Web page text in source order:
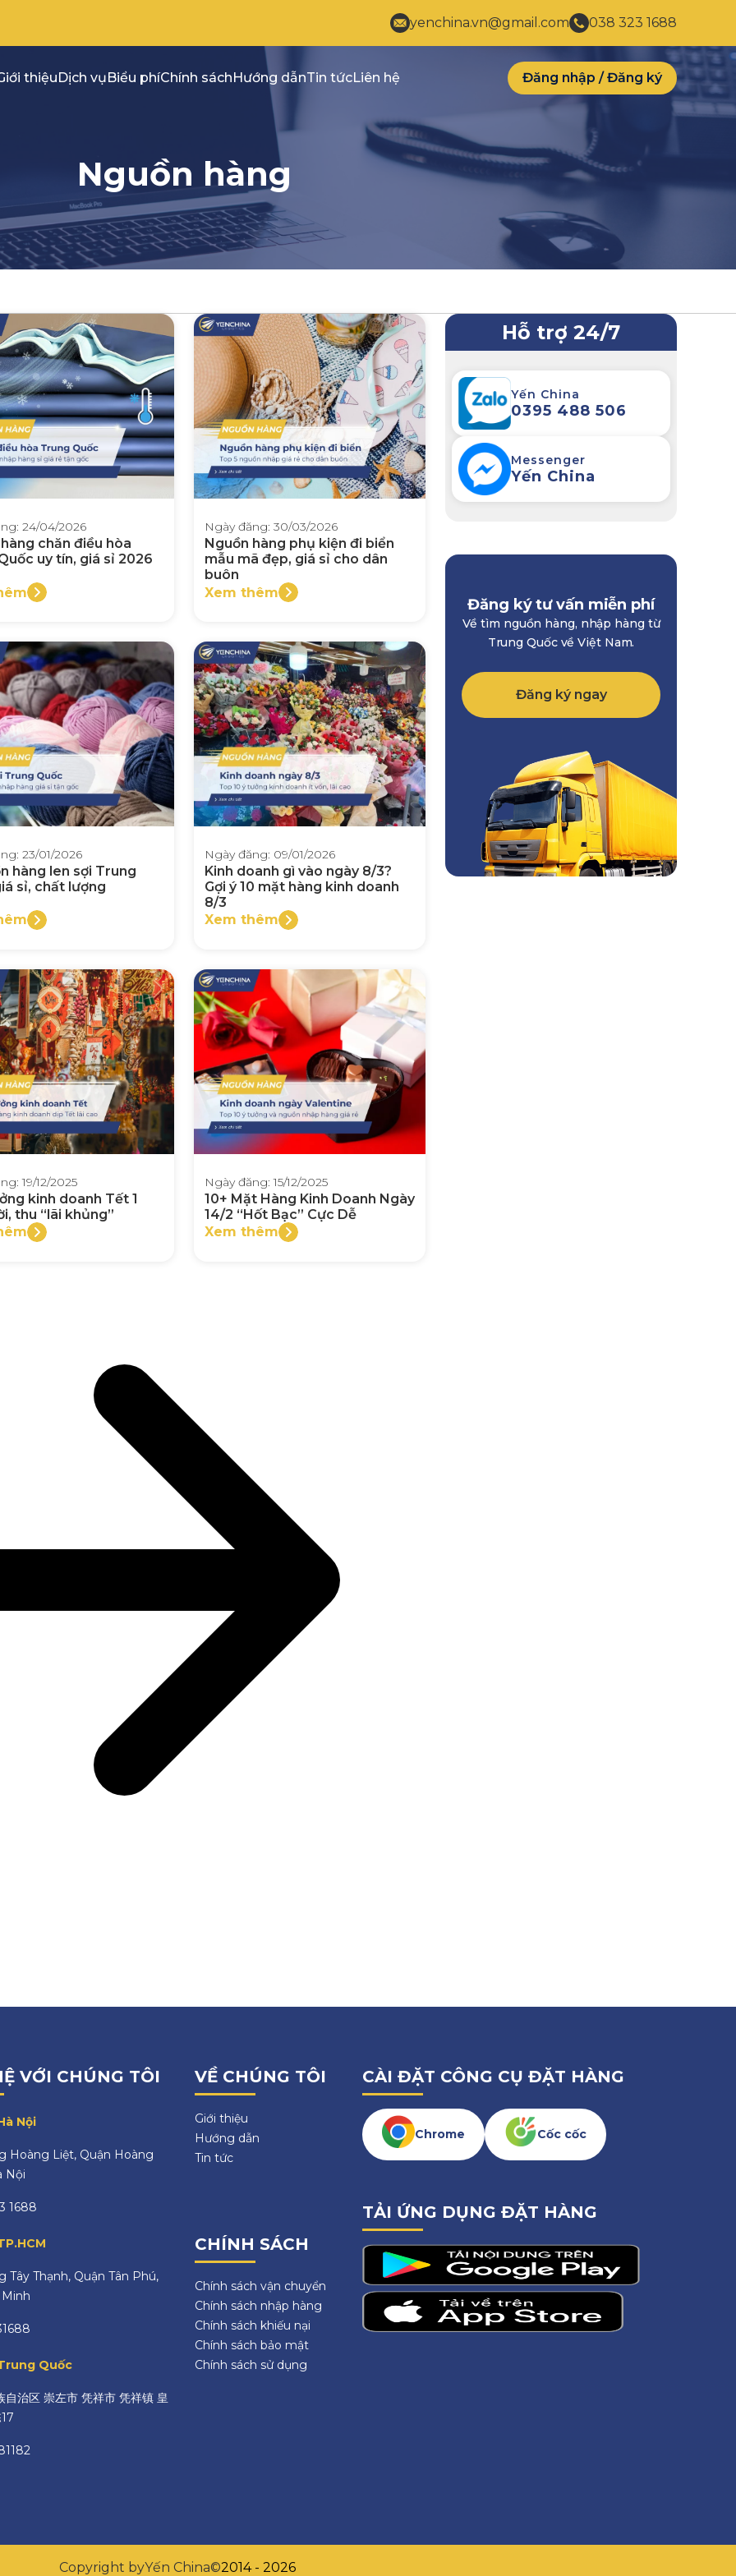
yenchina.vn@gmail.com 038 323 1688
thiệuDịch vụBiểu phíChính sáchHướng dẫnTin tứcLiên hệ Đăng nhập / Đăng ký
Nguồn hàng
24/04/2026
chăn điều hòa
uy tín, giá sỉ 2026
Ngày đăng: 30/03/2026
Nguồn hàng phụ kiện đi biển
mẫu mã đẹp, giá sỉ cho dân
buôn
Xem thêm
23/01/2026
hàng len sợi Trung
sỉ, chất lượng
Ngày đăng: 09/01/2026
Kinh doanh gì vào ngày 8/3?
Gợi ý 10 mặt hàng kinh doanh
8/3
Xem thêm
19/12/2025
kinh doanh Tết 1
thu “lãi khủng”
Ngày đăng: 15/12/2025
10+ Mặt Hàng Kinh Doanh Ngày
14/2 “Hốt Bạc” Cực Dễ
Xem thêm
Hỗ trợ 24/7
Yến China
0395 488 506
Messenger
Yến China
Đăng ký tư vấn miễn phí
Về tìm nguồn hàng, nhập hàng từ
Trung Quốc về Việt Nam.
Đăng ký ngay
VỚI CHÚNG TÔI
Nội
Hoàng Liệt, Quận Hoàng
Nội
1688
Tây Thạnh, Quận Tân Phú,
Quốc
自治区 崇左市 凭祥市 凭祥镇 皇
VỀ CHÚNG TÔI
Giới thiệu
Hướng dẫn
Tin tức
CHÍNH SÁCH
Chính sách vận chuyển
Chính sách nhập hàng
Chính sách khiếu nại
Chính sách bảo mật
Chính sách sử dụng
CÀI ĐẶT CÔNG CỤ ĐẶT HÀNG
Chrome Cốc cốc
TẢI ỨNG DỤNG ĐẶT HÀNG
Copyright byYến China©2014 - 2026